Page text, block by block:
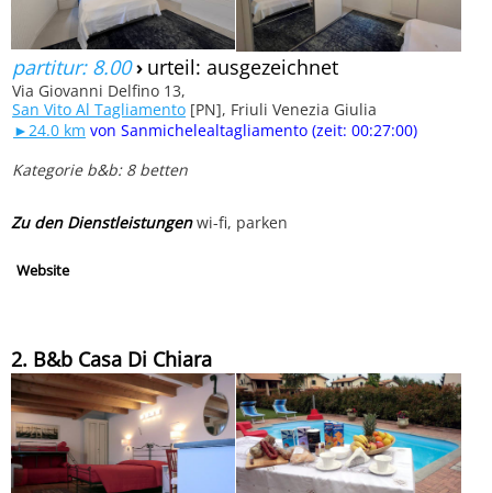
partitur: 8.00› urteil: ausgezeichnet
Via Giovanni Delfino 13,
San Vito Al Tagliamento [PN], Friuli Venezia Giulia
►24.0 km von Sanmichelealtagliamento (zeit: 00:27:00)
Kategorie b&b: 8 betten
Zu den Dienstleistungenwi-fi, parken
Website
2. B&b Casa Di Chiara